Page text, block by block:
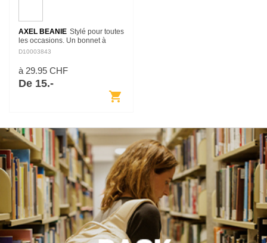
AXEL BEANIE Stylé pour toutes
les occasions. Un bonnet à
côtes qui s'adapte à toutes les
une coupe légèrement plus
profonde…
D10003843
à 29.95 CHF
De 15.-
shopping_cart